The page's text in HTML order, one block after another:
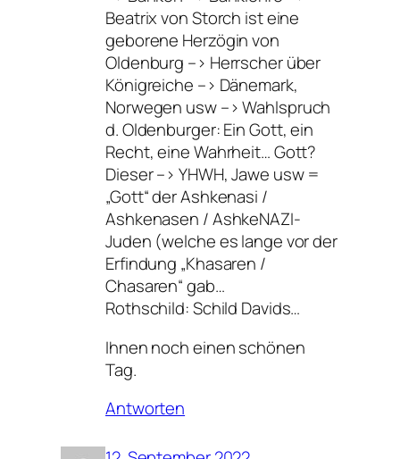
Beatrix von Storch ist eine
geborene Herzögin von
Oldenburg –> Herrscher über
Königreiche –> Dänemark,
Norwegen usw –> Wahlspruch
d. Oldenburger: Ein Gott, ein
Recht, eine Wahrheit… Gott?
Dieser –> YHWH, Jawe usw =
„Gott“ der Ashkenasi /
Ashkenasen / AshkeNAZI-
Juden (welche es lange vor der
Erfindung „Khasaren /
Chasaren“ gab…
Rothschild: Schild Davids…
Ihnen noch einen schönen
Tag.
Antworten